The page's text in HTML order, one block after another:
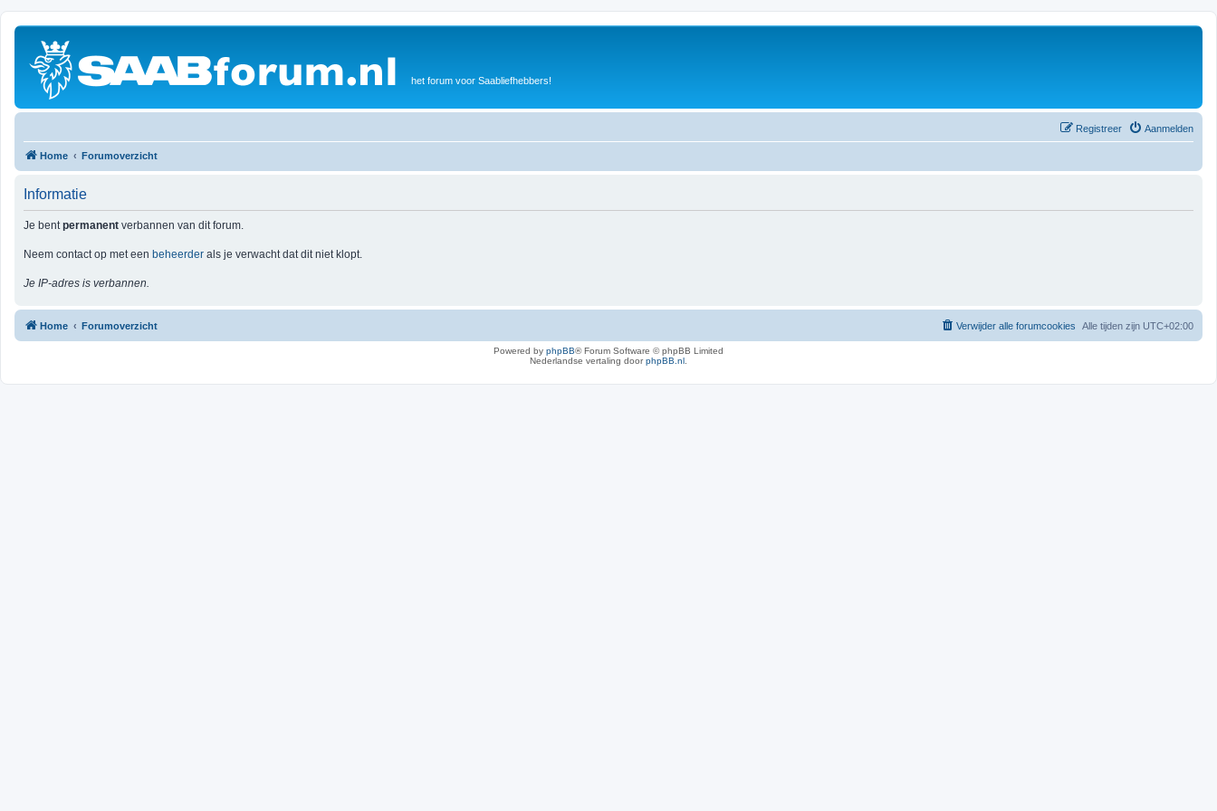
het forum voor Saabliefhebbers!
Aanmelden
Registreer
Home Forumoverzicht
Informatie
Je bentpermanent verbannen van dit forum.
Neem contact op met een beheerder als je verwacht dat dit niet klopt.
Je IP-adres is verbannen.
Home Forumoverzicht Alle tijden zijn UTC+02:00
Verwijder alle forumcookies
Powered by phpBB® Forum Software © phpBB Limited
Nederlandse vertaling doorphpBB.nl